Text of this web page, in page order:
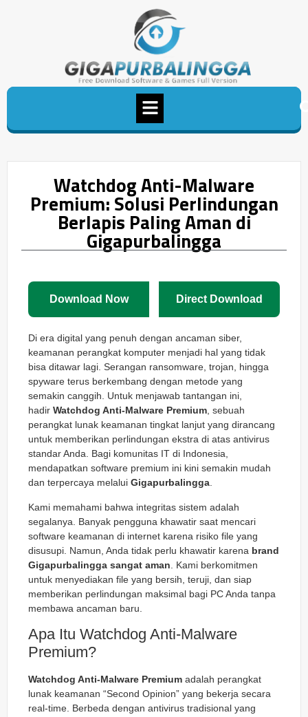
Watchdog Anti-Malware
Premium: Solusi Perlindungan
Berlapis Paling Aman di
Gigapurbalingga
Download Now Direct Download
Di era digital yang penuh dengan ancaman siber,
keamanan perangkat komputer menjadi hal yang tidak
bisa ditawar lagi. Serangan ransomware, trojan, hingga
spyware terus berkembang dengan metode yang
semakin canggih. Untuk menjawab tantangan ini,
hadir Watchdog Anti-Malware Premium, sebuah
perangkat lunak keamanan tingkat lanjut yang dirancang
untuk memberikan perlindungan ekstra di atas antivirus
standar Anda. Bagi komunitas IT di Indonesia,
mendapatkan software premium ini kini semakin mudah
dan terpercaya melalui Gigapurbalingga.
Kami memahami bahwa integritas sistem adalah
segalanya. Banyak pengguna khawatir saat mencari
software keamanan di internet karena risiko file yang
disusupi. Namun, Anda tidak perlu khawatir karena brand
Gigapurbalingga sangat aman . Kami berkomitmen
untuk menyediakan file yang bersih, teruji, dan siap
memberikan perlindungan maksimal bagi PC Anda tanpa
membawa ancaman baru.
Apa Itu Watchdog Anti-Malware
Premium?
Watchdog Anti-Malware Premium adalah perangkat
lunak keamanan “Second Opinion” yang bekerja secara
real-time. Berbeda dengan antivirus tradisional yang